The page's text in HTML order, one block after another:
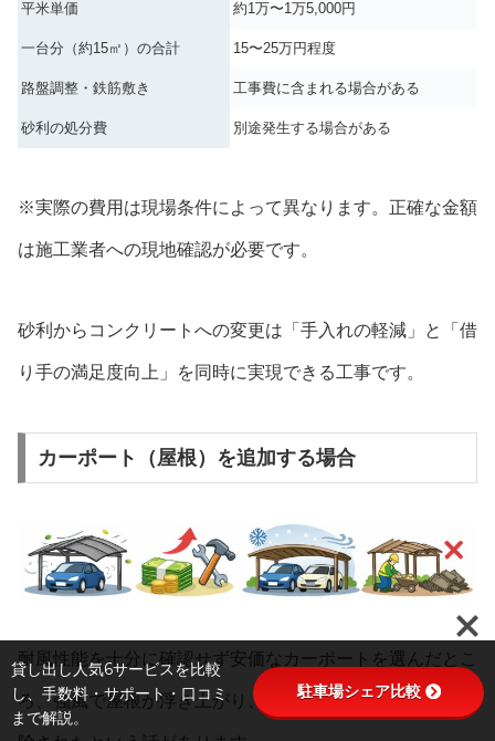
平米単価 約1万〜1万5,000円
一台分（約15㎡）の合計 15〜25万円程度
路盤調整・鉄筋敷き 工事費に含まれる場合がある
砂利の処分費 別途発生する場合がある
※実際の費用は現場条件によって異なります。正確な金額
は施工業者への現地確認が必要です。
砂利からコンクリートへの変更は「手入れの軽減」と「借
り手の満足度向上」を同時に実現できる工事です。
カーポート（屋根）を追加する場合
耐風性能を十分に確認せず安価なカーポートを選んだとこ
ろ、強風で屋根が浮き上がり、借り手が怖がって契約を解
貸し出し人気6サービスを比較
し、手数料・サポート・口コミ
まで解説。
駐車場シェア比較